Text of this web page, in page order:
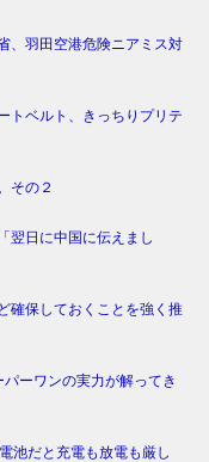
、羽田空港危険ニアミス対
トベルト、きっちりプリテ
その２
翌日に中国に伝えまし
確保しておくことを強く推
ーワンの実力が解ってき
池だと充電も放電も厳し